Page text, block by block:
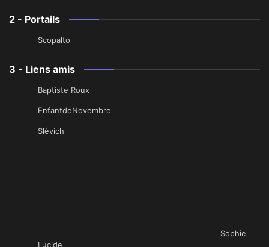
2 - Portails
Scopalto
3 - Liens amis
Baptiste Roux
EnfantdeNovembre
Slévich
Sophie
Lucide